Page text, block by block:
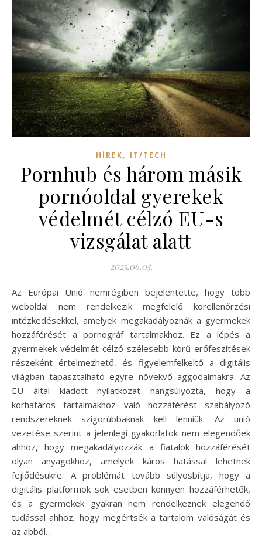
HÍREK, IT/TECH
Pornhub és három másik
pornóoldal gyerekek
védelmét célzó EU-s
vizsgálat alatt
2025.06.05.
Az Európai Unió nemrégiben bejelentette, hogy több
weboldal nem rendelkezik megfelelő korellenőrzési
intézkedésekkel, amelyek megakadályoznák a gyermekek
hozzáférését a pornográf tartalmakhoz. Ez a lépés a
gyermekek védelmét célzó szélesebb körű erőfeszítések
részeként értelmezhető, és figyelemfelkeltő a digitális
világban tapasztalható egyre növekvő aggodalmakra. Az
EU által kiadott nyilatkozat hangsúlyozta, hogy a
korhatáros tartalmakhoz való hozzáférést szabályozó
rendszereknek szigorúbbaknak kell lenniük. Az unió
vezetése szerint a jelenlegi gyakorlatok nem elegendőek
ahhoz, hogy megakadályozzák a fiatalok hozzáférését
olyan anyagokhoz, amelyek káros hatással lehetnek
fejlődésükre. A problémát tovább súlyosbítja, hogy a
digitális platformok sok esetben könnyen hozzáférhetők,
és a gyermekek gyakran nem rendelkeznek elegendő
tudással ahhoz, hogy megértsék a tartalom valóságát és
az abból…